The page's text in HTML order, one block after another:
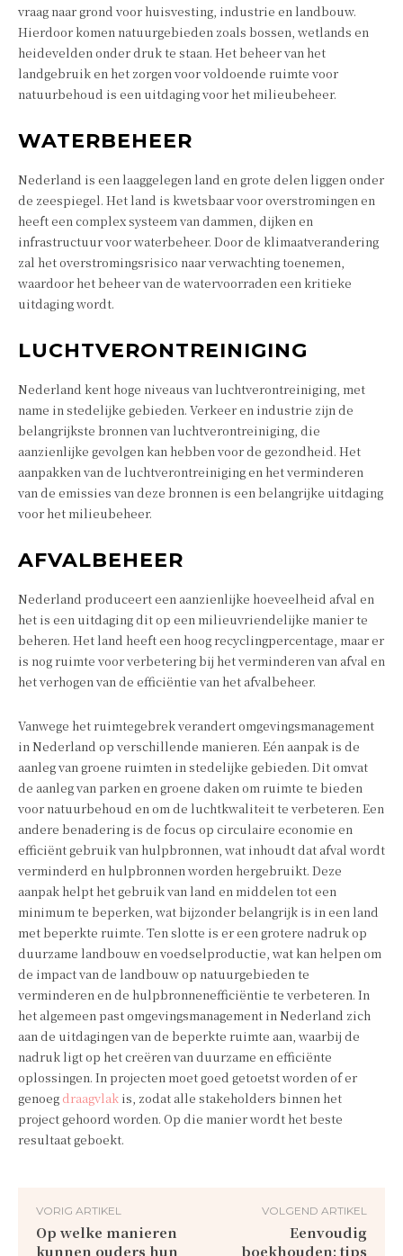
vraag naar grond voor huisvesting, industrie en landbouw.
Hierdoor komen natuurgebieden zoals bossen, wetlands en
heidevelden onder druk te staan. Het beheer van het
landgebruik en het zorgen voor voldoende ruimte voor
natuurbehoud is een uitdaging voor het milieubeheer.
WATERBEHEER
Nederland is een laaggelegen land en grote delen liggen onder
de zeespiegel. Het land is kwetsbaar voor overstromingen en
heeft een complex systeem van dammen, dijken en
infrastructuur voor waterbeheer. Door de klimaatverandering
zal het overstromingsrisico naar verwachting toenemen,
waardoor het beheer van de watervoorraden een kritieke
uitdaging wordt.
LUCHTVERONTREINIGING
Nederland kent hoge niveaus van luchtverontreiniging, met
name in stedelijke gebieden. Verkeer en industrie zijn de
belangrijkste bronnen van luchtverontreiniging, die
aanzienlijke gevolgen kan hebben voor de gezondheid. Het
aanpakken van de luchtverontreiniging en het verminderen
van de emissies van deze bronnen is een belangrijke uitdaging
voor het milieubeheer.
AFVALBEHEER
Nederland produceert een aanzienlijke hoeveelheid afval en
het is een uitdaging dit op een milieuvriendelijke manier te
beheren. Het land heeft een hoog recyclingpercentage, maar er
is nog ruimte voor verbetering bij het verminderen van afval en
het verhogen van de efficiëntie van het afvalbeheer.
Vanwege het ruimtegebrek verandert omgevingsmanagement
in Nederland op verschillende manieren. Eén aanpak is de
aanleg van groene ruimten in stedelijke gebieden. Dit omvat
de aanleg van parken en groene daken om ruimte te bieden
voor natuurbehoud en om de luchtkwaliteit te verbeteren. Een
andere benadering is de focus op circulaire economie en
efficiënt gebruik van hulpbronnen, wat inhoudt dat afval wordt
verminderd en hulpbronnen worden hergebruikt. Deze
aanpak helpt het gebruik van land en middelen tot een
minimum te beperken, wat bijzonder belangrijk is in een land
met beperkte ruimte. Ten slotte is er een grotere nadruk op
duurzame landbouw en voedselproductie, wat kan helpen om
de impact van de landbouw op natuurgebieden te
verminderen en de hulpbronnenefficiëntie te verbeteren. In
het algemeen past omgevingsmanagement in Nederland zich
aan de uitdagingen van de beperkte ruimte aan, waarbij de
nadruk ligt op het creëren van duurzame en efficiënte
oplossingen. In projecten moet goed getoetst worden of er
genoeg draagvlak is, zodat alle stakeholders binnen het
project gehoord worden. Op die manier wordt het beste
resultaat geboekt.
VORIG ARTIKEL
Op welke manieren
kunnen ouders hun
VOLGEND ARTIKEL
Eenvoudig
boekhouden: tips